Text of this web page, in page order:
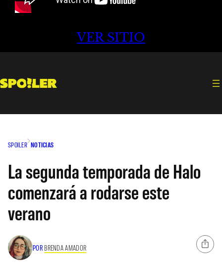
VER SITIO
SPOILER NOTICIAS
La segunda temporada de Halo
comenzará a rodarse este
verano
POR BRENDA AMADOR